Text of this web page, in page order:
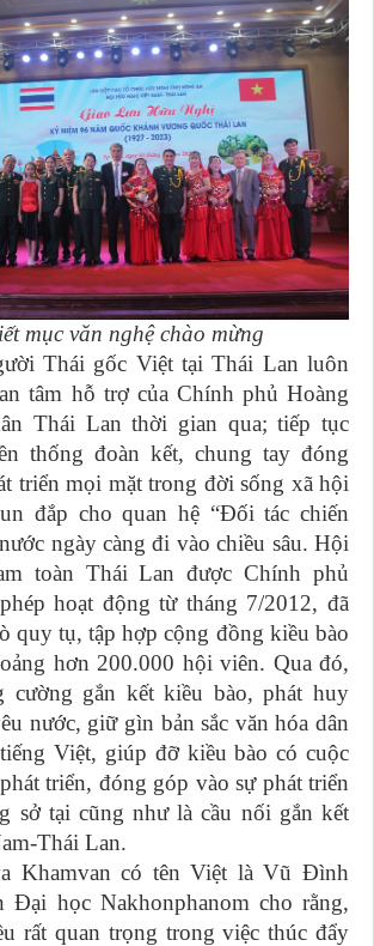
mục văn nghệ chào mừng
Thái gốc Việt tại Thái Lan luôn
tâm hỗ trợ của Chính phủ Hoàng
Thái Lan thời gian qua; tiếp tục
thống đoàn kết, chung tay đóng
triển mọi mặt trong đời sống xã hội
đắp cho quan hệ “Đối tác chiến
ngày càng đi vào chiều sâu. Hội
toàn Thái Lan được Chính phủ
hoạt động từ tháng 7/2012, đã
quy tụ, tập hợp cộng đồng kiều bào
hơn 200.000 hội viên. Qua đó,
cường gắn kết kiều bào, phát huy
nước, giữ gìn bản sắc văn hóa dân
Việt, giúp đỡ kiều bào có cuộc
triển, đóng góp vào sự phát triển
sở tại cũng như là cầu nối gắn kết
Thái Lan.
Khamvan có tên Việt là Vũ Đình
Đại học Nakhonphanom cho rằng,
rất quan trọng trong việc thúc đẩy